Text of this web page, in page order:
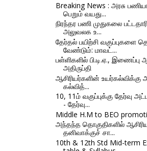
Breaking News : அரசு
பெறும் வயது...
நிரந்தர பணி முதுகலை
அலுவலக உ...
தேர்தல் பயிற்சி வகுப்புகளை
வேண்டும்: மாவட்...
பள்ளிகளில் பி.டி.ஏ., இணைப்பு
அதிருப்தி
ஆசிரியர்களின் உயர்கல்விக்கு
கல்வித்...
10, 11ம் வகுப்புக்கு தேர்வு
- தேர்வு...
Middle H.M to BEO
அந்தந்த தொகுதிகளில்
தனிவாக்குச் சா...
10th & 12th Std Mid-term